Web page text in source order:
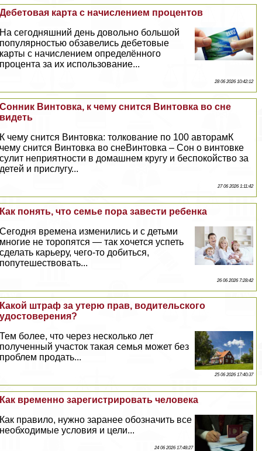
Дeбeтовая карта с начислением процентов
На сегодняшний день довольно большой
популярностью обзавелись дeбeтовые
карты с начислением определённого
процента за их использование...
28 06 2026 10:42:12
Сонник Винтовка, к чему снится Винтовка во сне
видеть
К чему снится Винтовка: толкование по 100 авторамК
чему снится Винтовка во снеВинтовка – Сон о винтовке
сулит неприятности в домашнем кругу и беспокойство за
детей и прислугу...
27 06 2026 1:11:42
Как понять, что семье пора завести ребенка
Сегодня времена изменились и с детьми
многие не торопятся — так хочется успеть
сделать карьеру, чего-то добиться,
попутешествовать...
26 06 2026 7:28:42
Какой штраф за утерю прав, водительского
удостоверения?
Тем более, что через несколько лет
полученный участок такая семья может без
проблем продать...
25 06 2026 17:40:37
Как временно зарегистрировать человека
Как правило, нужно заранее обозначить все
необходимые условия и цели...
24 06 2026 17:48:27